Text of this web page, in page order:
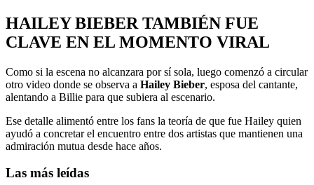
HAILEY BIEBER TAMBIÉN FUE
CLAVE EN EL MOMENTO VIRAL
Como si la escena no alcanzara por sí sola, luego comenzó a circular
otro video donde se observa a Hailey Bieber, esposa del cantante,
alentando a Billie para que subiera al escenario.
Ese detalle alimentó entre los fans la teoría de que fue Hailey quien
ayudó a concretar el encuentro entre dos artistas que mantienen una
admiración mutua desde hace años.
Las más leídas